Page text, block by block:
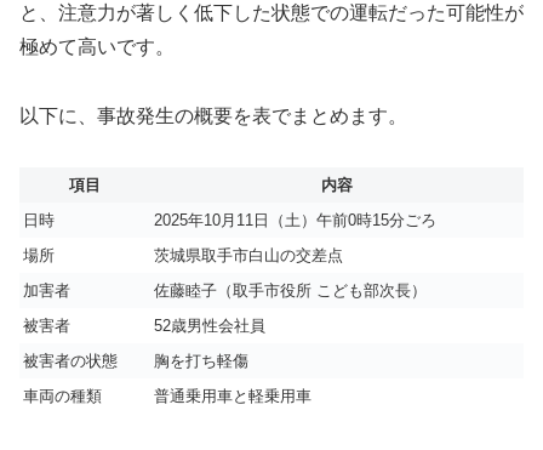
と、注意力が著しく低下した状態での運転だった可能性が
極めて高いです。
以下に、事故発生の概要を表でまとめます。
項目
内容
日時
2025年10月11日（土）午前0時15分ごろ
場所
茨城県取手市白山の交差点
加害者
佐藤睦子（取手市役所 こども部次長）
被害者
52歳男性会社員
被害者の状態
胸を打ち軽傷
車両の種類
普通乗用車と軽乗用車